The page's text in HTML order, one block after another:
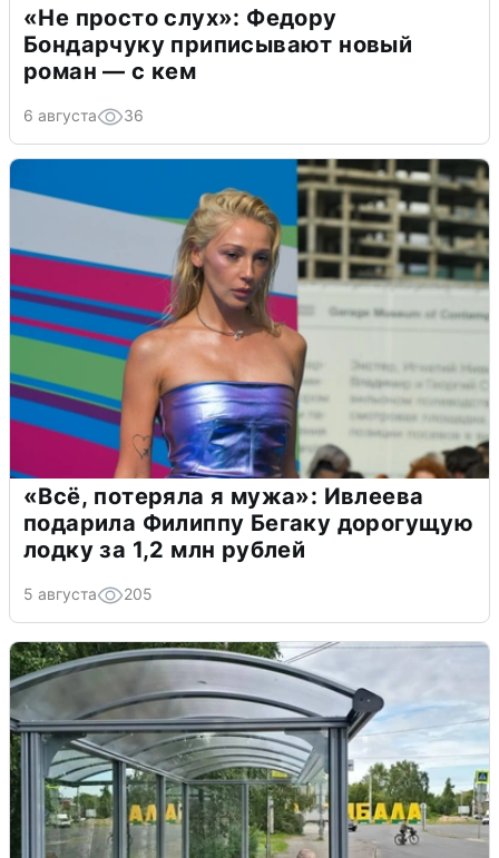
«Не просто слух»: Федору
Бондарчуку приписывают новый
роман — с кем
6 августа 36
«Всё, потеряла я мужа»: Ивлеева
подарила Филиппу Бегаку дорогущую
лодку за 1,2 млн рублей
5 августа 205